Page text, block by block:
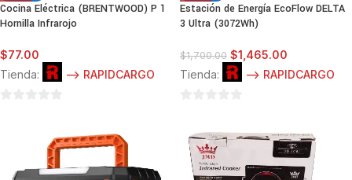
Cocina Eléctrica (BRENTWOOD) P 1
Hornilla Infrarojo
$77.00
Tienda:
--> RAPIDCARGO
Estación de Energía EcoFlow DELTA
3 Ultra (3072Wh)
$1,700.00 $1,465.00
Tienda:
--> RAPIDCARGO